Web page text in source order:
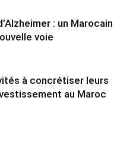
: un Marocain
voie
à concrétiser leurs
au Maroc